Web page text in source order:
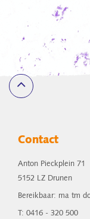
Contact
Anton Pieckplein 71
5152 LZ Drunen
Bereikbaar: ma tm
T: 0416 - 320 500